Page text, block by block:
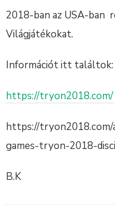
2018-ban az USA-ban
Világjátékokat.
Információt itt találtok:
https://tryon2018.com/
https://
games-tryon-2018-
B.K